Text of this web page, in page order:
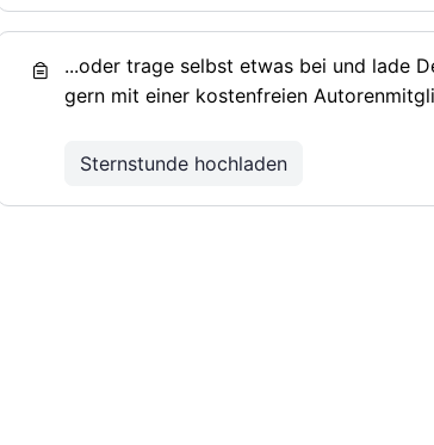
...oder trage selbst etwas bei und lade
gern mit einer kostenfreien
Sternstunde hochladen